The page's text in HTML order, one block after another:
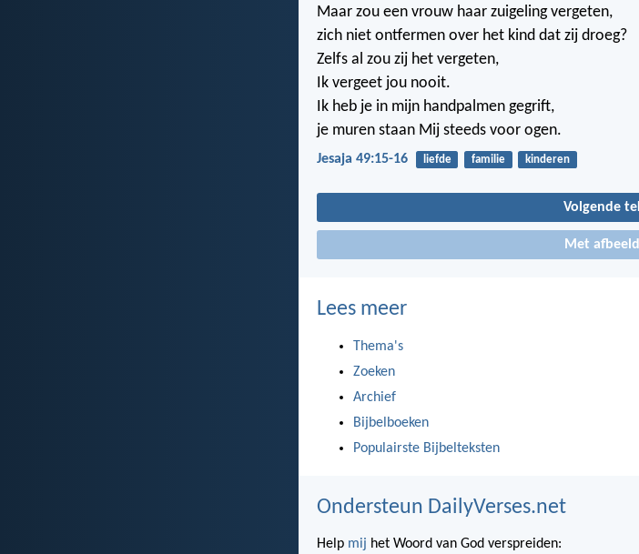
Maar zou een vrouw haar zuigeling vergeten,
zich niet ontfermen over het kind dat zij droeg?
Zelfs al zou zij het vergeten,
Ik vergeet jou nooit.
Ik heb je in mijn handpalmen gegrift,
je muren staan Mij steeds voor ogen.
Jesaja 49:15-16 liefde familie kinderen
Volgende
Met
Lees meer
Thema's
Zoeken
Archief
Bijbelboeken
Populairste Bijbelteksten
Ondersteun DailyVerses.net
Help mij het Woord van God verspreiden: